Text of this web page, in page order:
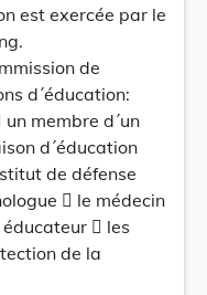
est exercée par le
de
d´éducation:
membre d´un
d´éducation
de défense
 le médecin
 les
de la